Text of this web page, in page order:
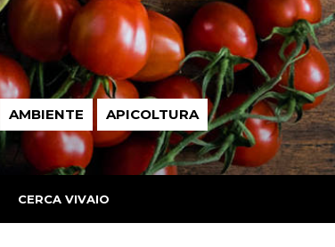
AMBIENTE APICOLTURA
CERCA VIVAIO